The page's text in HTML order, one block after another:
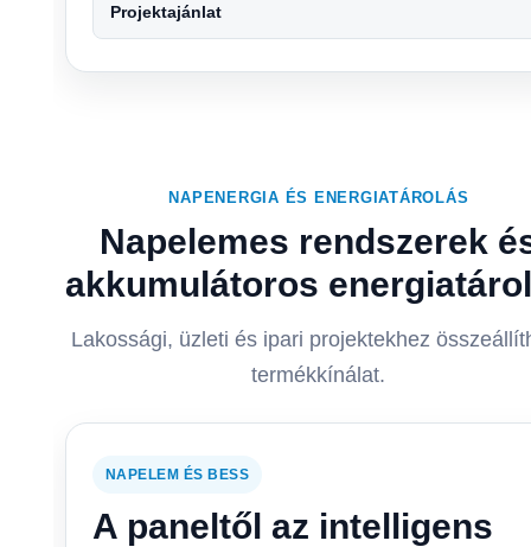
Projektajánlat
NAPENERGIA ÉS ENERGIATÁROLÁS
Napelemes rendszerek
akkumulátoros
Lakossági, üzleti és ipari projektekhez
termékkínálat.
NAPELEM ÉS BESS
A paneltől az intelligens